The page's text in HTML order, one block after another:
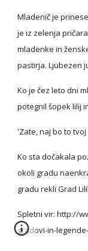
Mladenič je
je iz zelenja
mladenke in
pastirja. Ljubezen
Ko je čez leto dni
potegnil šopek lilij
'Zate, naj bo to
Ko sta dočakala
okoli gradu
gradu rekli Grad
Spletni vir: http://
gradovi-in-